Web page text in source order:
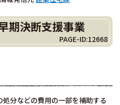
期決断支援事業
PAGE-ID:12668
分などの費用の一部を補助する